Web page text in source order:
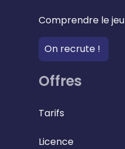
Comprendre le jeu
On recrute !
Offres
Tarifs
Licence